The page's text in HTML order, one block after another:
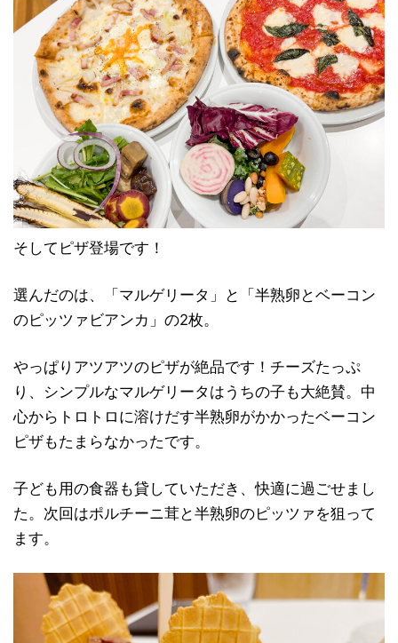
そしてピザ登場です！
選んだのは、「マルゲリータ」と「半熟卵とベーコン
のピッツァビアンカ」の2枚。
やっぱりアツアツのピザが絶品です！チーズたっぷ
り、シンプルなマルゲリータはうちの子も大絶賛。中
心からトロトロに溶けだす半熟卵がかかったベーコン
ピザもたまらなかったです。
子ども用の食器も貸していただき、快適に過ごせまし
た。次回はポルチーニ茸と半熟卵のピッツァを狙って
ます。